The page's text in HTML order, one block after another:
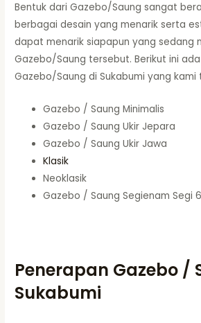
Bentuk dari Gazebo/Saung sangat
berbagai desain yang menarik serta
dapat menarik siapapun yang sedang
Gazebo/Saung tersebut. Berikut ini
Gazebo/Saung di Sukabumi yang kami
Gazebo / Saung Minimalis
Gazebo / Saung Ukir Jepara
Gazebo / Saung Ukir Jawa
Klasik
Neoklasik
Gazebo / Saung Segienam Segi
Penerapan Gazebo /
Sukabumi